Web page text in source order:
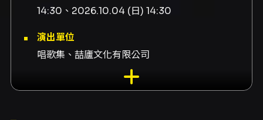
14:30、2026.10.04 (日) 14:30
演出單位
唱歌集、喆廬文化有限公司